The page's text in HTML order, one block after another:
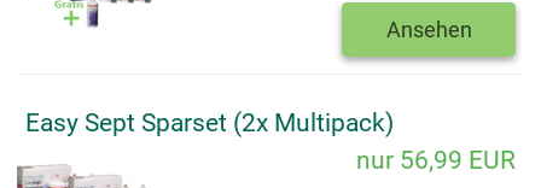
Ansehen
Easy Sept Sparset (2x Multipack)
nur 56,99 EUR